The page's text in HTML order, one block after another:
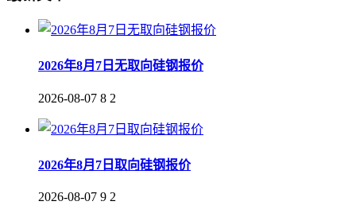
2026年8月7日无取向硅钢报价
2026-08-07 8 2
2026年8月7日取向硅钢报价
2026-08-07 9 2